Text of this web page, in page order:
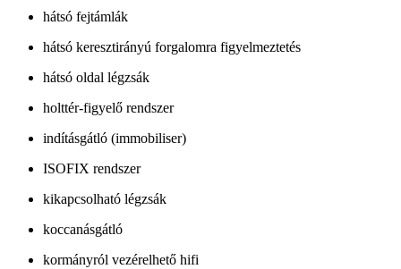
hátsó fejtámlák
hátsó keresztirányú forgalomra figyelmeztetés
hátsó oldal légzsák
holttér-figyelő rendszer
indításgátló (immobiliser)
ISOFIX rendszer
kikapcsolható légzsák
koccanásgátló
kormányról vezérelhető hifi